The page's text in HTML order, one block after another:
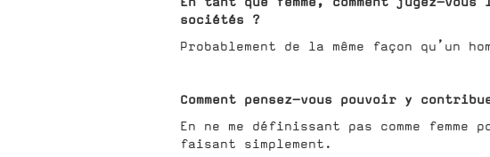
sociétés ?
Probablement de la même façon qu’un
Comment pensez-vous pouvoir y
En ne me définissant pas comme
faisant simplement.